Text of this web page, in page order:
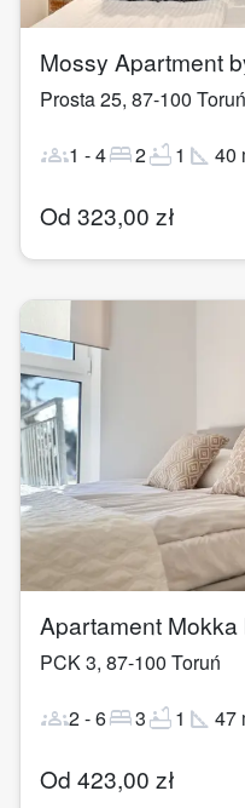
Mossy Apartment
Prosta 25, 87-100 Toruń
groups1 -4bed2bathtub1 square_foot 40
Od 323,00 zł
Apartament
PCK 3, 87-100 Toruń
groups2-6bed3bathtub1 square_foot 47
Od 423,00 zł